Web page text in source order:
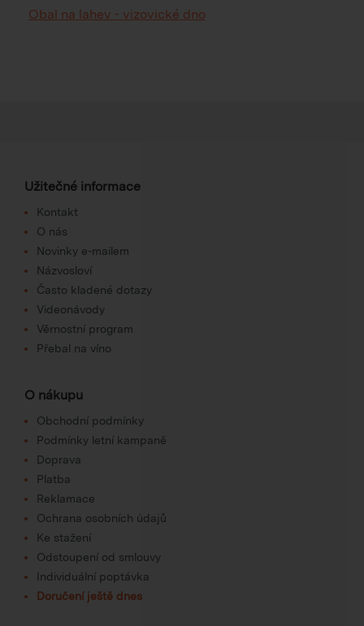
Obal na lahev - vizovické dno
Užitečné informace
Kontakt
O nás
Novinky e-mailem
Názvosloví
Často kladené dotazy
Videonávody
Věrnostní program
Přebal na víno
O nákupu
Obchodní podmínky
Podmínky letní kampaně
Doprava
Platba
Reklamace
Ochrana osobních údajů
Ke stažení
Odstoupení od smlouvy
Individuální poptávka
Doručení ještě dnes